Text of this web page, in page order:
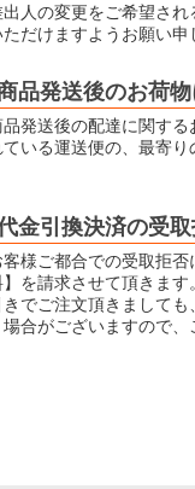
出人の変更をご希望さ
ただけますようお願い申
品発送後のお荷
品発送後の配達に関す
ている運送便の、最寄
金引換決済の受
客様ご都合での受取拒
】を請求させて頂きま
きでご注文頂きまして
場合がございますので